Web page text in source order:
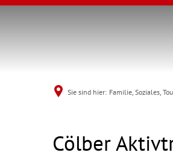
Sie sind hier: Familie, Soziales,
CölberCölber